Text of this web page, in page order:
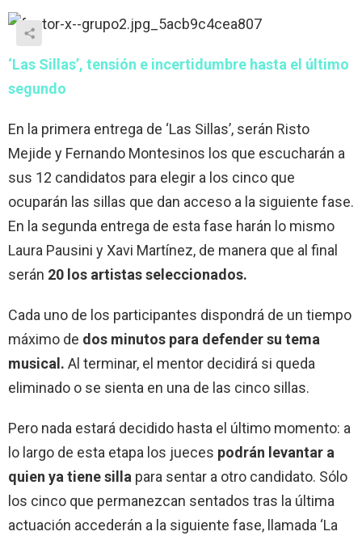
‘Las Sillas’, tensión e incertidumbre hasta el último
segundo
En la primera entrega de ‘Las Sillas’, serán Risto
Mejide y Fernando Montesinos los que escucharán a
sus 12 candidatos para elegir a los cinco que
ocuparán las sillas que dan acceso a la siguiente fase.
En la segunda entrega de esta fase harán lo mismo
Laura Pausini y Xavi Martínez, de manera que al final
serán 20 los artistas seleccionados.
Cada uno de los participantes dispondrá de un tiempo
máximo de dos minutos para defender su tema
musical. Al terminar, el mentor decidirá si queda
eliminado o se sienta en una de las cinco sillas.
Pero nada estará decidido hasta el último momento: a
lo largo de esta etapa los jueces podrán levantar a
quien ya tiene silla para sentar a otro candidato. Sólo
los cinco que permanezcan sentados tras la última
actuación accederán a la siguiente fase, llamada ‘La